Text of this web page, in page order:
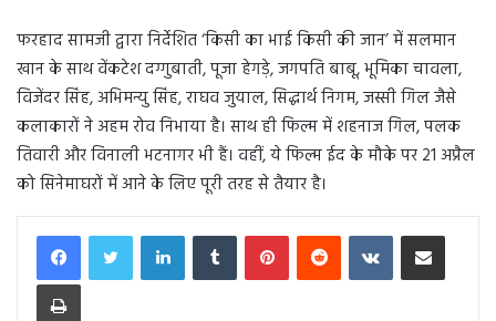
फरहाद सामजी द्वारा निर्देशित ‘किसी का भाई किसी की जान’ में सलमान
खान के साथ वेंकटेश दग्गुबाती, पूजा हेगड़े, जगपति बाबू, भूमिका चावला,
विजेंदर सिंह, अभिमन्यु सिंह, राघव जुयाल, सिद्धार्थ निगम, जस्सी गिल जैसे
कलाकारों ने अहम रोव निभाया है। साथ ही फिल्म में शहनाज गिल, पलक
तिवारी और विनाली भटनागर भी हैं। वहीं, ये फिल्म ईद के मौके पर 21 अप्रैल
को सिनेमाघरों में आने के लिए पूरी तरह से तैयार है।
LinkedInTumblr PinterestReddit VKontakteShare via Email
Print